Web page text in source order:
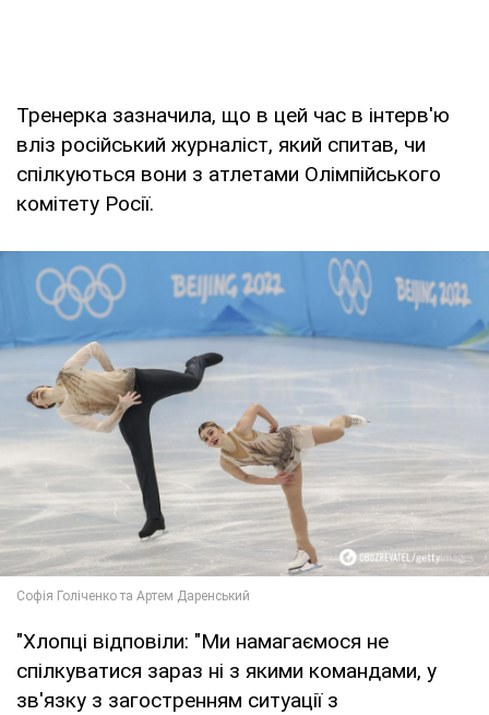
Тренерка зазначила, що в цей час в інтерв'ю
вліз російський журналіст, який спитав, чи
спілкуються вони з атлетами Олімпійського
комітету Росії.
"Хлопці відповіли: "Ми намагаємося не
спілкуватися зараз ні з якими командами, у
зв'язку з загостренням ситуації з